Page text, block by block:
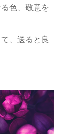
色、敬意を
、送ると良